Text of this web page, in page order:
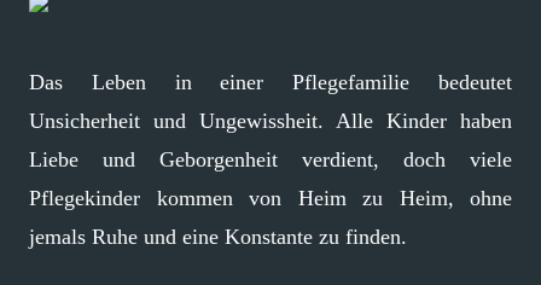
Das Leben in einer Pflegefamilie bedeutet
Unsicherheit und Ungewissheit. Alle Kinder haben
Liebe und Geborgenheit verdient, doch viele
Pflegekinder kommen von Heim zu Heim, ohne
jemals Ruhe und eine Konstante zu finden.